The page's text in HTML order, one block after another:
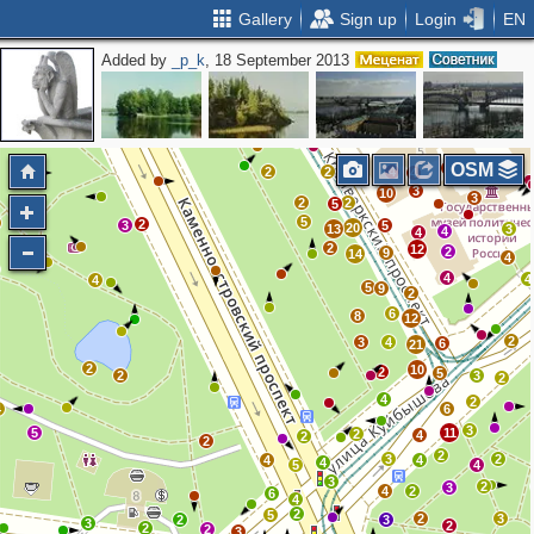
Gallery Sign up Login EN
Added by _p_k, 18 September 2013
3
2
3
11
4
2
2
2
2
2
3
2 3
4
3
4
3
2
4
4
6
5
10
21 6
3 2
2
4
4
3
2
4
4
12
9
4
2
12
4
6
3
8
5 9
14
2
13 20
5 2
5
3
10
4
2
5
2
2
3
2
2 2 2
2
5
4 4
4
2
5
6
2
2
2
2
5
3
4
4
3
2 3
3
2
2
3
4
4 2
3
OSM